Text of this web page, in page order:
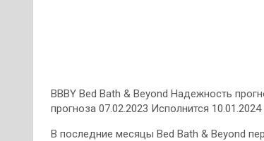
BBBY Bed Bath & Beyond Надежность
прогноза 07.02.2023 Исполнится
В последние месяцы Bed Bath & Beyond